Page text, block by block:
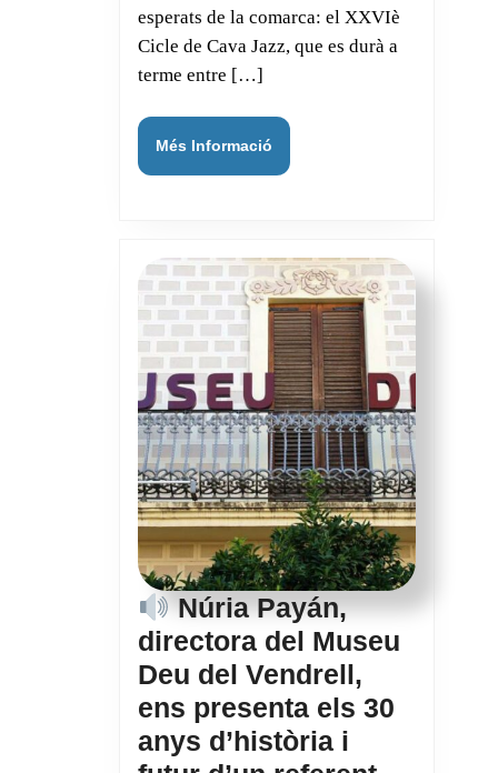
XXVIè
Cicle
Cava
Jazz
esperats de la comarca: el XXVIè
Cicle de Cava Jazz, que es durà a
terme entre […]
Més Informació
Informació
Núria Payán,
directora del Museu
Deu del Vendrell,
ens presenta els 30
anys d’història i